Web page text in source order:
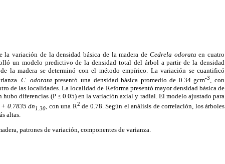
variación de la densidad básica de la madera de Cedrela odorata en cuatro
un modelo predictivo de la densidad total del árbol a partir de la densidad
la madera se determinó con el método empírico. La variación se cuantificó
C. odorata presentó una densidad básica promedio de 0.34 gcm-3, con
de las localidades. La localidad de Reforma presentó mayor densidad básica de
hubo diferencias (P ≤ 0.05) en la variación axial y radial. El modelo ajustado para
0.7835 dn1.30 con una R2 de 0.78. Según el análisis de correlación, los árboles
altas.
patrones de variación, componentes de varianza.